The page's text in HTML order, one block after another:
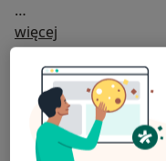
Ukończyłam 5-letnie
Akademii
roku. Aktualnie
roku Osteopatii,
które pozwalają mi
podejście do terapii i
więcej
Zakres porad
Fizjoterapia
Główne obszary pomocy
Bóle kręgosłupa